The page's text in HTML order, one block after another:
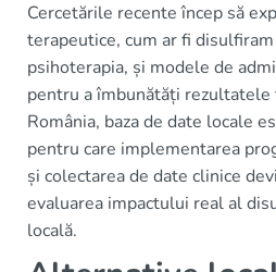
Cercetările recente încep să
terapeutice, cum ar fi
psihoterapia, și modele de
pentru a îmbunătăți
România, baza de date locale
pentru care implementarea
și colectarea de date clinice
evaluarea impactului real al
locală.